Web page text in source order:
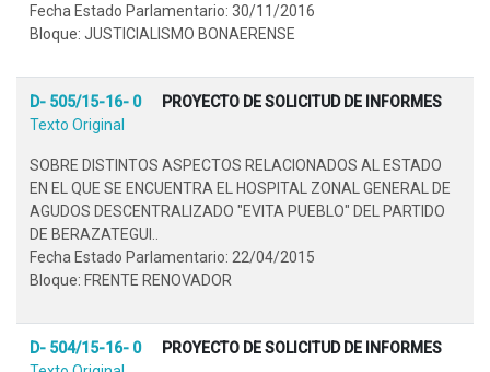
Fecha Estado Parlamentario: 30/11/2016
Bloque: JUSTICIALISMO BONAERENSE
D- 505/15-16- 0
PROYECTO DE SOLICITUD DE INFORMES
Texto Original
SOBRE DISTINTOS ASPECTOS RELACIONADOS AL ESTADO
EN EL QUE SE ENCUENTRA EL HOSPITAL ZONAL GENERAL DE
AGUDOS DESCENTRALIZADO "EVITA PUEBLO" DEL PARTIDO
DE BERAZATEGUI..
Fecha Estado Parlamentario: 22/04/2015
Bloque: FRENTE RENOVADOR
D- 504/15-16- 0
PROYECTO DE SOLICITUD DE INFORMES